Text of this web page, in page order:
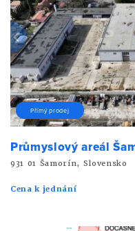
Přímý prodej
Průmyslový areál
931 01 Šamorín, Slovensko
Cena k jednání